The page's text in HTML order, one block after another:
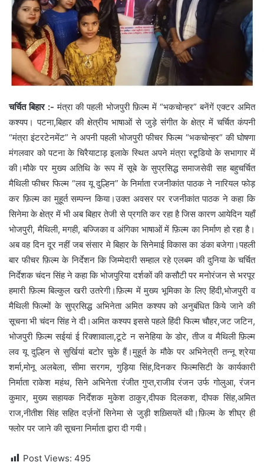
चर्चित बिहार :-मंत्रा की पहली भोजपुरी फ़िल्म में “भकचोन्हर” बनेंगें एक्टर अमित
कश्यप। पटना,बिहार की क्षेत्रीय भाषाओं से जुड़े संगीत के क्षेत्र में चर्चित कंपनी
“मंत्रा इंटरटेनमेंट” ने अपनी पहली भोजपुरी फीचर फिल्म “भकचोन्हर” की घोषणा
मंगलवार को पटना के चिरैयाटाड़ इलाके स्थित अपने मंत्रा स्टूडियो के सभागार में
की।मौके पर मुख्य अतिथि के रूप में सूबे के सुप्रसिद्ध समाजसेवी सह बहुचर्चित
मैथिली फीचर फिल्म “लव यू दुल्हिन” के निर्माता रजनीकांत पाठक ने नारियल फोड़
कर फ़िल्म का मुहूर्त सम्पन्न किया।उक्त अवसर पर रजनीकांत पाठक ने कहा कि
सिनेमा के क्षेत्र में भी अब बिहार तेजी से प्रगति कर रहा है जिस कारण आयेदिन यहाँ
भोजपुरी, मैथिली, मगही, बज्जिका व अंगिका भाषाओं में फ़िल्म का निर्माण हो रहा है।
अब वह दिन दूर नहीं जब संसार मे बिहार के सिनेमाई विकास का डंका बजेगा।पहली
बार फीचर फ़िल्म के निर्देशन कि जिम्मेदारी सम्हाल रहे एलबम की दुनिया के चर्चित
निर्देशक चंदन सिंह ने कहा कि भोजपुरिया दर्शकों की कसौटी पर मनोरंजन से भरपूर
हमारी फ़िल्म बिल्कुल खरी उतरेगी।फ़िल्म में मुख्य भूमिका के लिए हिंदी,भोजपुरी व
मैथिली फिल्मों के सुप्रसिद्ध अभिनेता अमित कश्यप को अनुबंधित किये जाने की
सूचना भी चंदन सिंह ने दी।अमित कश्यप इससे पहले हिंदी फिल्म चौहर,जट जटिन,
भोजपुरी फ़िल्म सईयां ई रिक्शावाला,टूटे न सनेहिया के डोर, तीज व मैथिली फ़िल्म
लव यू दुल्हिन से सुर्खियां बटोर चुके हैं।मुहूर्त के मौके पर अभिनेत्री तन्नू श्रेया
शर्मा,मोनू अलबेला, सीमा सरगम, गुड़िया सिंह,दिनकर फिल्मसिटी के कार्यकारी
निर्माता राकेश महंथ, सिने अभिनेता रंजीत गुप्त,राजीव रंजन उर्फ गोलुआ, रंजन
कुमार, मुख्य सहायक निर्देशक मुकेश ठाकुर,दीपक दिलकश, दीपक सिंह,अमित
राज,नीतीश सिंह सहित दर्ज़नों सिनेमा से जुड़ी शख़्सियतें थी।फ़िल्म के शीघ्र ही
फ्लोर पर जाने की सूचना निर्माता द्वारा दी गयी।
Post Views: 495